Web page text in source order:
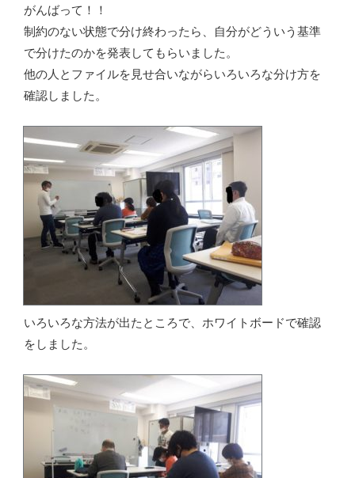
がんばって！！
制約のない状態で分け終わったら、自分がどういう基準
で分けたのかを発表してもらいました。
他の人とファイルを見せ合いながらいろいろな分け方を
確認しました。
いろいろな方法が出たところで、ホワイトボードで確認
をしました。